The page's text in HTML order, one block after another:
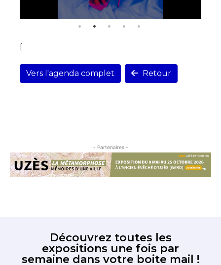
[
Vers l'agenda complet Retour
- Partenaires -
Découvrez toutes les
expositions une fois par
semaine dans votre boite mail !